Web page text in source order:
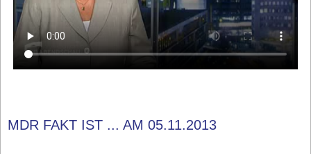
MDR FAKT IST ... AM 05.11.2013